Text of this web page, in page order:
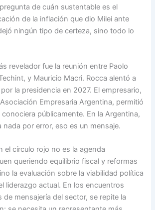
de cuán sustentable es el
de la inflación que dio Milei ante
ningún tipo de certeza, sino todo lo
revelador fue la reunión entre Paolo
y Mauricio Macri. Rocca alentó a
la presidencia en 2027. El empresario,
Empresaria Argentina, permitió
públicamente. En la Argentina,
nada por error, eso es un mensaje.
el círculo rojo no es la agenda
queriendo equilibrio fiscal y reformas
la evaluación sobre la viabilidad política
liderazgo actual. En los encuentros
de mensajería del sector, se repite la